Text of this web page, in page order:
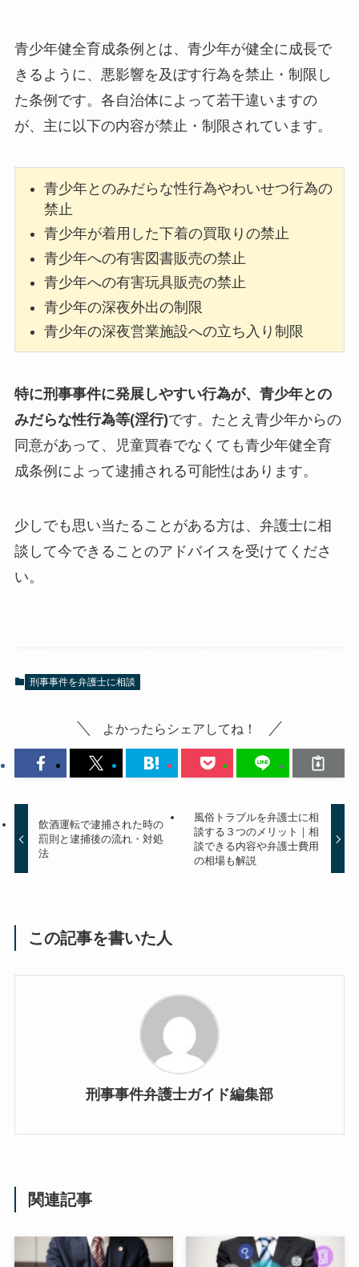
青少年健全育成条例とは、青少年が健全に成長で
きるように、悪影響を及ぼす行為を禁止・制限し
た条例です。各自治体によって若干違いますの
が、主に以下の内容が禁止・制限されています。
青少年とのみだらな性行為やわいせつ行為の
禁止
青少年が着用した下着の買取りの禁止
青少年への有害図書販売の禁止
青少年への有害玩具販売の禁止
青少年の深夜外出の制限
青少年の深夜営業施設への立ち入り制限
特に刑事事件に発展しやすい行為が、青少年との
みだらな性行為等(淫行)です。たとえ青少年からの
同意があって、児童買春でなくても青少年健全育
成条例によって逮捕される可能性はあります。
少しでも思い当たることがある方は、弁護士に相
談して今できることのアドバイスを受けてくださ
い。
刑事事件を弁護士に相談
よかったらシェアしてね！
飲酒運転で逮捕された時の
罰則と逮捕後の流れ・対処
法
風俗トラブルを弁護士に相
談する３つのメリット｜相
談できる内容や弁護士費用
の相場も解説
この記事を書いた人
刑事事件弁護士ガイド編集部
関連記事